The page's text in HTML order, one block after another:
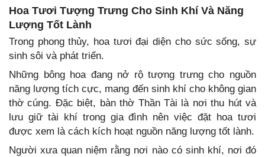
Hoa Tươi Tượng Trưng Cho Sinh Khí Và Năng
Lượng Tốt Lành
Trong phong thủy, hoa tươi đại diện cho sức sống, sự
sinh sôi và phát triển.
Những bông hoa đang nở rộ tượng trưng cho nguồn
năng lượng tích cực, mang đến sinh khí cho không gian
thờ cúng. Đặc biệt, bàn thờ Thần Tài là nơi thu hút và
lưu giữ tài khí trong gia đình nên việc đặt hoa tươi
được xem là cách kích hoạt nguồn năng lượng tốt lành.
Người xưa quan niệm rằng nơi nào có sinh khí, nơi đó